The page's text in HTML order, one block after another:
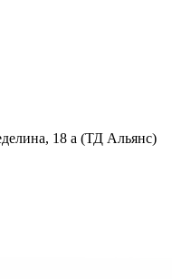
18 а (ТД Альянс)